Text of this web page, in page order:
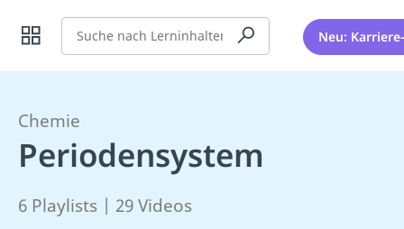
Suche Neu:
Chemie
Periodensystem
6 Playlists | 29 Videos